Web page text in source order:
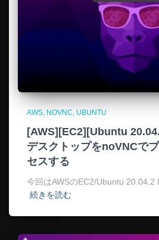
AWS NOVNC UBUNTU
[AWS][EC2][Ubuntu
デスクトップをnoVNCで
セスする
今回はAWSのEC2/Ubuntu 20.04.2
続きを読む